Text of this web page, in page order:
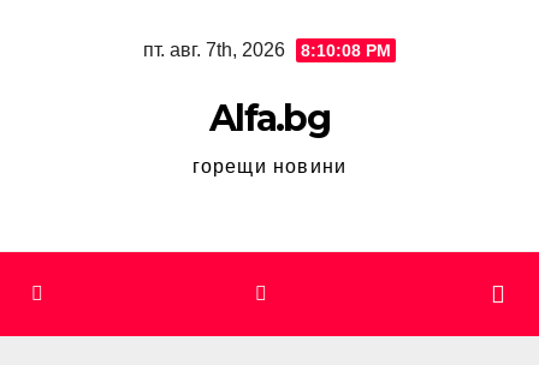
пт. авг. 7th, 2026 8:10:09 PM
Alfa.bg
горещи новини